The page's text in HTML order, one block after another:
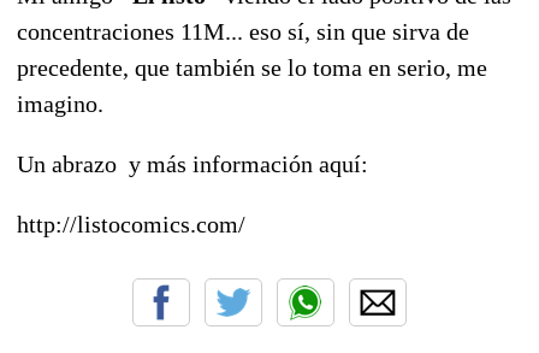
concentraciones 11M... eso sí, sin que sirva de
precedente, que también se lo toma en serio, me
imagino.
Un abrazo y más información aquí:
http://listocomics.com/